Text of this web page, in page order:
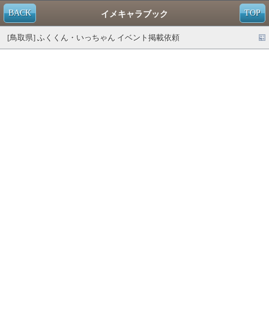
TOP
BACK イメキャラブック
[鳥取県] ふくくん・いっちゃん イベント掲載依頼